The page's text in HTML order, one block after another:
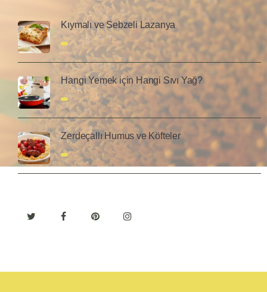
Kıymalı ve Sebzeli Lazanya
Hangi Yemek için Hangi Sıvı Yağ?
Zerdeçallı Humus ve Köfteler